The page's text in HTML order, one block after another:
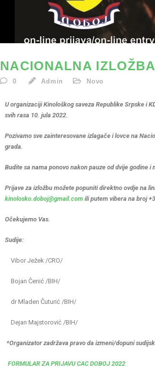
NACIONALNA
0 Admin Novo
U organizaciji Kinološkog saveza Republike Srpske i
svih rasa 10. jula 2022.
Pozivamo sve zainteresovane izlagače i lovce na
grada.
Budite sa nama ponovo nakon pauze od dvije godine
Prijave za izložbu možete popuniti direktno ovdje na
kinolosko.doboj@gmail.com ili putem vibera na broj
Očekujemo Vas.
Sudije:
Vibor Ježek /CRO/
Bojan Čenić /BIH/
dr Mladen Čuturić /BIH/
Dejan Majstorović /BIH/
*Organizator zadržava pravo da izmeni/dopuni
FORMULAR ZA PRIJAVU CAC DOBOJ 2022